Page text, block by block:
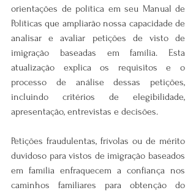
orientações de política em seu Manual de
Políticas que ampliarão nossa capacidade de
analisar e avaliar petições de visto de
imigração baseadas em família. Esta
atualização explica os requisitos e o
processo de análise dessas petições,
incluindo critérios de elegibilidade,
apresentação, entrevistas e decisões.
Petições fraudulentas, frívolas ou de mérito
duvidoso para vistos de imigração baseados
em família enfraquecem a confiança nos
caminhos familiares para obtenção do